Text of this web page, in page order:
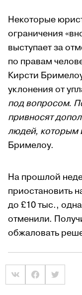
Некоторые
ограничения
выступает за
по правам
Кирсти
уклонения от
под вопросом.
привносят
людей, которым
Бримелоу.
На прошлой
приостановить
до £10 тыс.,
отменили.
обжаловать